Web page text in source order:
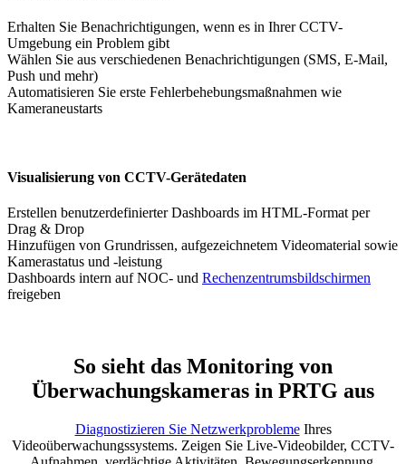
Erhalten Sie Benachrichtigungen, wenn es in Ihrer CCTV-
Umgebung ein Problem gibt
Wählen Sie aus verschiedenen Benachrichtigungen (SMS, E-Mail,
Push und mehr)
Automatisieren Sie erste Fehlerbehebungsmaßnahmen wie
Kameraneustarts
Visualisierung von CCTV-Gerätedaten
Erstellen benutzerdefinierter Dashboards im HTML-Format per
Drag & Drop
Hinzufügen von Grundrissen, aufgezeichnetem Videomaterial sowie
Kamerastatus und -leistung
Dashboards intern auf NOC- und Rechenzentrumsbildschirmen
freigeben
So sieht das Monitoring von
Überwachungskameras in PRTG aus
Diagnostizieren Sie NetzwerkproblemeIhres
Videoüberwachungssystems. Zeigen Sie Live-Videobilder, CCTV-